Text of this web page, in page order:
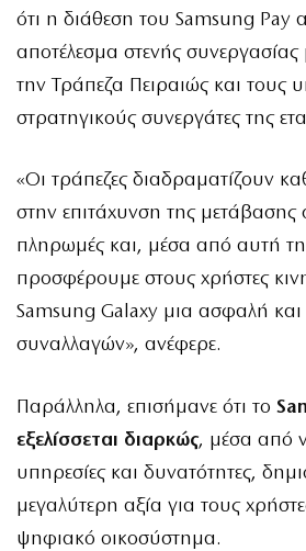
ότι η διάθεση του Samsung Pay
αποτέλεσμα στενής
την Τράπεζα Πειραιώς και τους
στρατηγικούς συνεργάτες της
«Οι τράπεζες διαδραματίζουν
στην επιτάχυνση της μετάβασης
πληρωμές και, μέσα από αυτή
προσφέρουμε στους χρήστες
Samsung Galaxy μια ασφαλή και
συναλλαγών», ανέφερε.
Παράλληλα, επισήμανε ότι το
εξελίσσεται διαρκώς, μέσα από
υπηρεσίες και δυνατότητες,
μεγαλύτερη αξία για τους
ψηφιακό οικοσύστημα.